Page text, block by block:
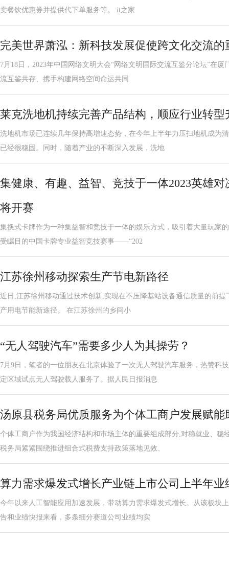
卖餐饮优惠券并提供代下单服务等。 it之家
完美世界萧泓：新科技发展促使跨文化交流
7月18日，2023年中国网络文明大会“网络文明国际交流互鉴分论坛”在
流互鉴共存、携手构建网络空间命运共同
莱克洗地机持续完善产品结构，顺应行业转型
洗地机市场已连续几年保持高增速态势，在今年上半年力压扫地机成为
已经很稳固。同时，随着产业的不断深入发展，洗地
集健康、有趣、益智、竞技于一体2023英雄
将开赛
集换式卡牌作为一种集益智和竞技于一体的娱乐方式，吸引着大量玩家
受瞩目的中国卡牌专业益智竞技赛事——“202
江苏徐州移动探索生产节电新路径
近日,江苏徐州移动通过技术创新,实现在不压降基站设备通信质量的前
产用电节能新途径。 在江苏徐州的乡间小
“无人驾驶汽车”需要多少人为其操劳？
7月9日，笔者的一位朋友在北京体验了一次无人驾驶汽车服务，热赞科
定区域试点无人驾驶载人服务了。据人民日报消息
汤原县税务局优质服务为个体工商户发展赋能
个体工商户作为我国经济结构和市场主体的重要组成部分,对稳就业、稳
税务局紧紧围绕推进组合式税费支持政策落地见效、
算力需求爆发式增长产业链上市公司上半年业
今年以来人工智能应用加速发展，带动算力需求爆发式增长。从该板块
告和业绩快报来看，多条细分赛道公司业绩均实